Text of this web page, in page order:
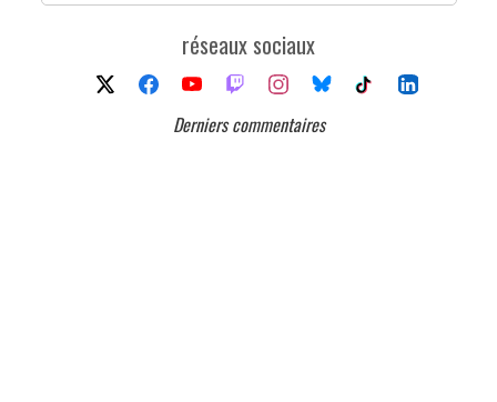
réseaux sociaux
Derniers commentaires